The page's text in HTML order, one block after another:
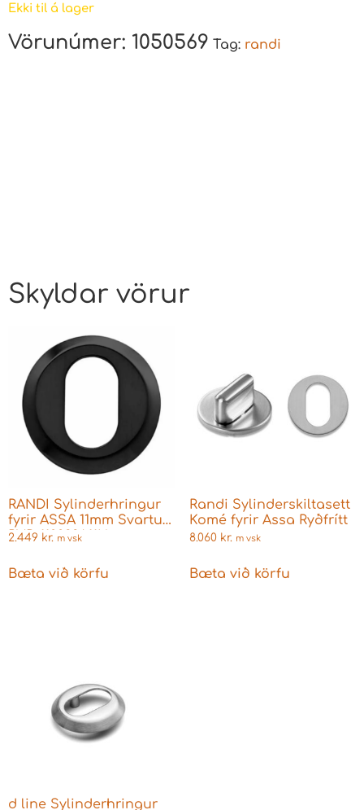
Ekki til á lager
Vörunúmer: 1050569 Tag: randi
Skyldar vörur
RANDI Sylinderhringur
fyrir ASSA 11mm Svartur
PVD 110028A11U
2.449 kr. m vsk
Bæta við körfu
Randi Sylinderskiltasett
Komé fyrir Assa Ryðfrítt
8.060 kr. m vsk
Bæta við körfu
d line Sylinderhringur